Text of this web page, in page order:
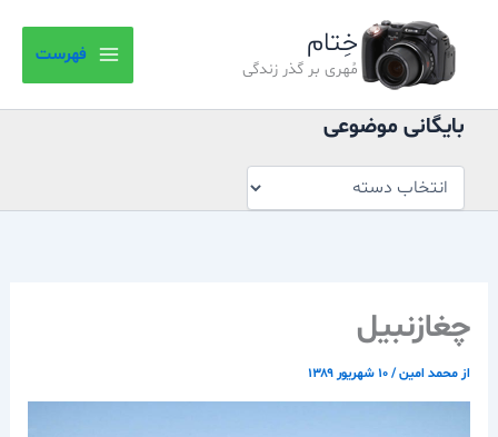
خِتام
مُهری بر گذر زندگی
فهرست
بایگانی موضوعی
موضوعی
چغازنبیل
از محمد امین/۱۰ شهریور ۱۳۸۹